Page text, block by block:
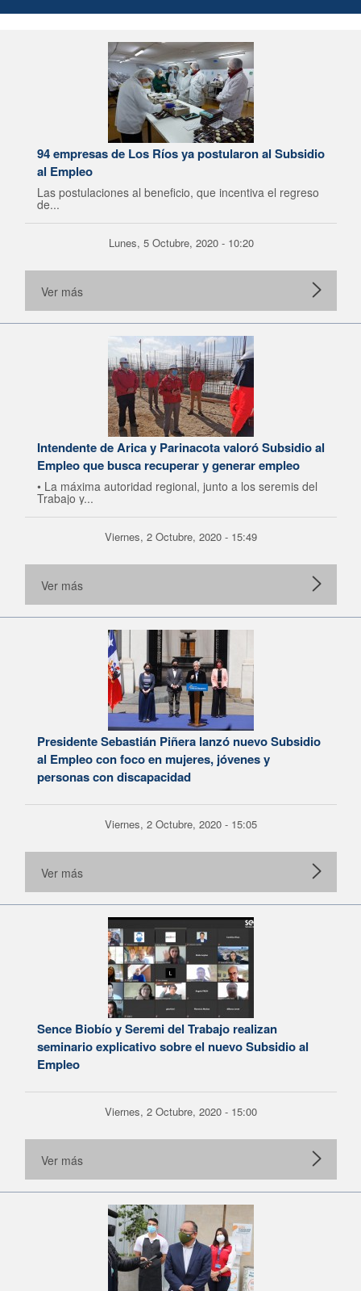
94 empresas de Los Ríos ya postularon al Subsidio
al Empleo
Las postulaciones al beneficio, que incentiva el regreso
de...
Lunes, 5 Octubre, 2020 - 10:20
Ver más
Intendente de Arica y Parinacota valoró Subsidio al
Empleo que busca recuperar y generar empleo
• La máxima autoridad regional, junto a los seremis del
Trabajo y...
Viernes, 2 Octubre, 2020 - 15:49
Ver más
Presidente Sebastián Piñera lanzó nuevo Subsidio
al Empleo con foco en mujeres, jóvenes y
personas con discapacidad
Viernes, 2 Octubre, 2020 - 15:05
Ver más
Sence Biobío y Seremi del Trabajo realizan
seminario explicativo sobre el nuevo Subsidio al
Empleo
Viernes, 2 Octubre, 2020 - 15:00
Ver más